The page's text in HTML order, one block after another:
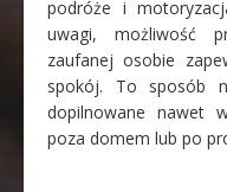
podróże i
uwagi, możliwość
zaufanej osobie
spokój. To sposób
dopilnowane nawet
poza domem lub po